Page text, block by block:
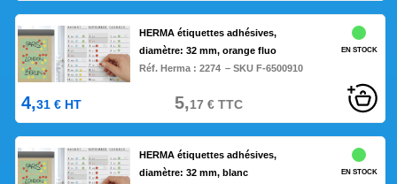
HERMA étiquettes adhésives,
diamètre: 32 mm, orange fluo
Réf. Herma :2274 – SKU F-6500910
EN STOCK
4,31 € HT 5,17 €TTC
HERMA étiquettes adhésives,
diamètre: 32 mm, blanc
EN STOCK